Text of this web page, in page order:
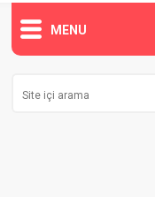
MENU